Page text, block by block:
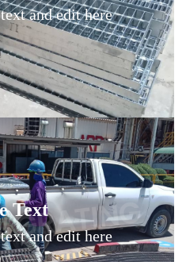
and edit here
hover and edit here
Text
and edit here
on hover
hover and edit here